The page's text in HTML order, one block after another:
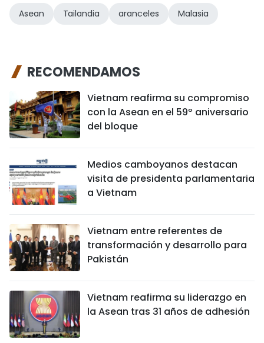
Asean Tailandia aranceles Malasia
RECOMENDAMOS
Vietnam reafirma su compromiso
con la Asean en el 59º aniversario
del bloque
Medios camboyanos destacan
visita de presidenta parlamentaria
a Vietnam
Vietnam entre referentes de
transformación y desarrollo para
Pakistán
Vietnam reafirma su liderazgo en
la Asean tras 31 años de adhesión